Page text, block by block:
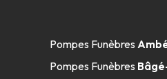
3 Rue Roger Thirode-
Consulter l'agence
Pompes Funèbres
Pompes Funèbres